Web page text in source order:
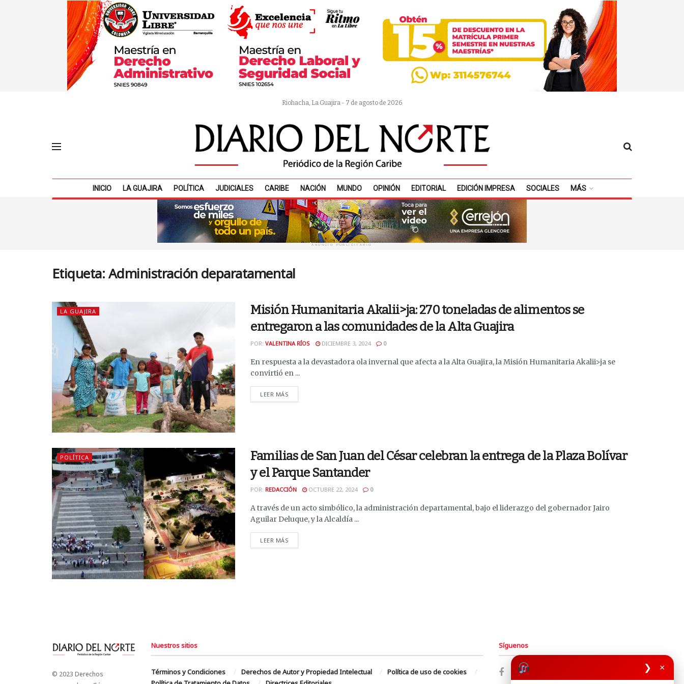
❯ ×
Riohacha, La Guajira - 7 de agosto de 2026
INICIO LA GUAJIRA POLÍTICA JUDICIALES CARIBE NACIÓN MUNDO OPINIÓN EDITORIAL EDICIÓN IMPRESA SOCIALES MÁS
ANUNCIO PUBLICITARIO
Etiqueta:Administración deparatamental
LA GUAJIRA
Misión Humanitaria Akalii>ja: 270 toneladas de alimentos se
entregaron a las comunidades de la Alta Guajira
POR: VALENTINA RÍOS DICIEMBRE 3, 2024 0
En respuesta a la devastadora ola invernal que afecta a la Alta Guajira, la Misión Humanitaria Akalii>ja se
convirtió en ...
LEER MÁS
POLÍTICA
Familias de San Juan del César celebran la entrega de la Plaza Bolívar
y el Parque Santander
POR: REDACCIÓN OCTUBRE 22, 2024 0
A través de un acto simbólico, la administración departamental, bajo el liderazgo del gobernador Jairo
Aguilar Deluque, y la Alcaldía ...
LEER MÁS
© 2023 Derechos
Nuestros sitios
Términos y Condiciones Derechos de Autor y Propiedad Intelectual
Política de uso de cookies
Síguenos